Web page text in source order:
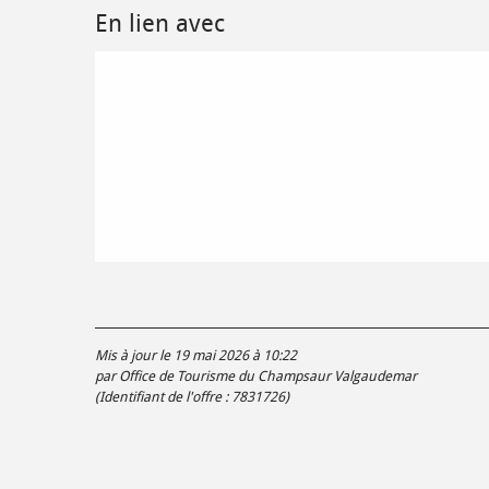
En lien avec
Mis à jour le 19 mai 2026 à 10:22
par Office de Tourisme du Champsaur Valgaudemar
(Identifiant de l'offre : 7831726)